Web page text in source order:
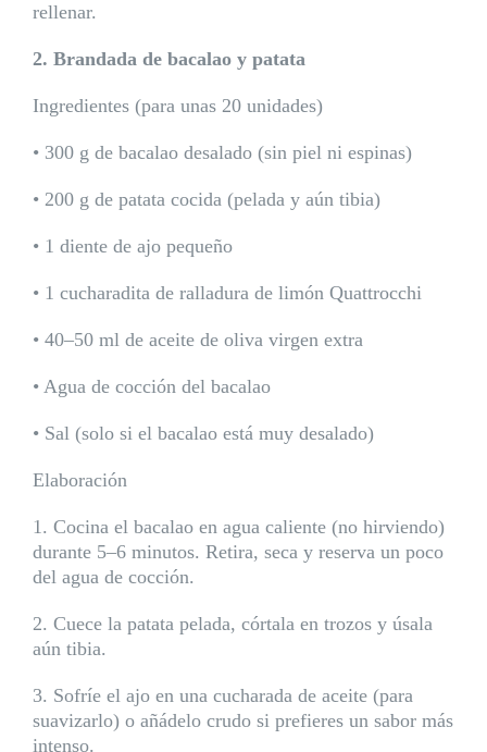
rellenar.
2. Brandada de bacalao y patata
Ingredientes (para unas 20 unidades)
• 300 g de bacalao desalado (sin piel ni espinas)
• 200 g de patata cocida (pelada y aún tibia)
• 1 diente de ajo pequeño
• 1 cucharadita de ralladura de limón Quattrocchi
• 40–50 ml de aceite de oliva virgen extra
• Agua de cocción del bacalao
• Sal (solo si el bacalao está muy desalado)
Elaboración
1. Cocina el bacalao en agua caliente (no hirviendo)
durante 5–6 minutos. Retira, seca y reserva un poco
del agua de cocción.
2. Cuece la patata pelada, córtala en trozos y úsala
aún tibia.
3. Sofríe el ajo en una cucharada de aceite (para
suavizarlo) o añádelo crudo si prefieres un sabor más
intenso.